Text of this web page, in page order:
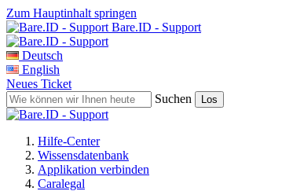
Zum Hauptinhalt springen
Bare.ID - Support
Deutsch
English
Neues Ticket
Suchen
Hilfe-Center
Wissensdatenbank
Applikation verbinden
Caralegal